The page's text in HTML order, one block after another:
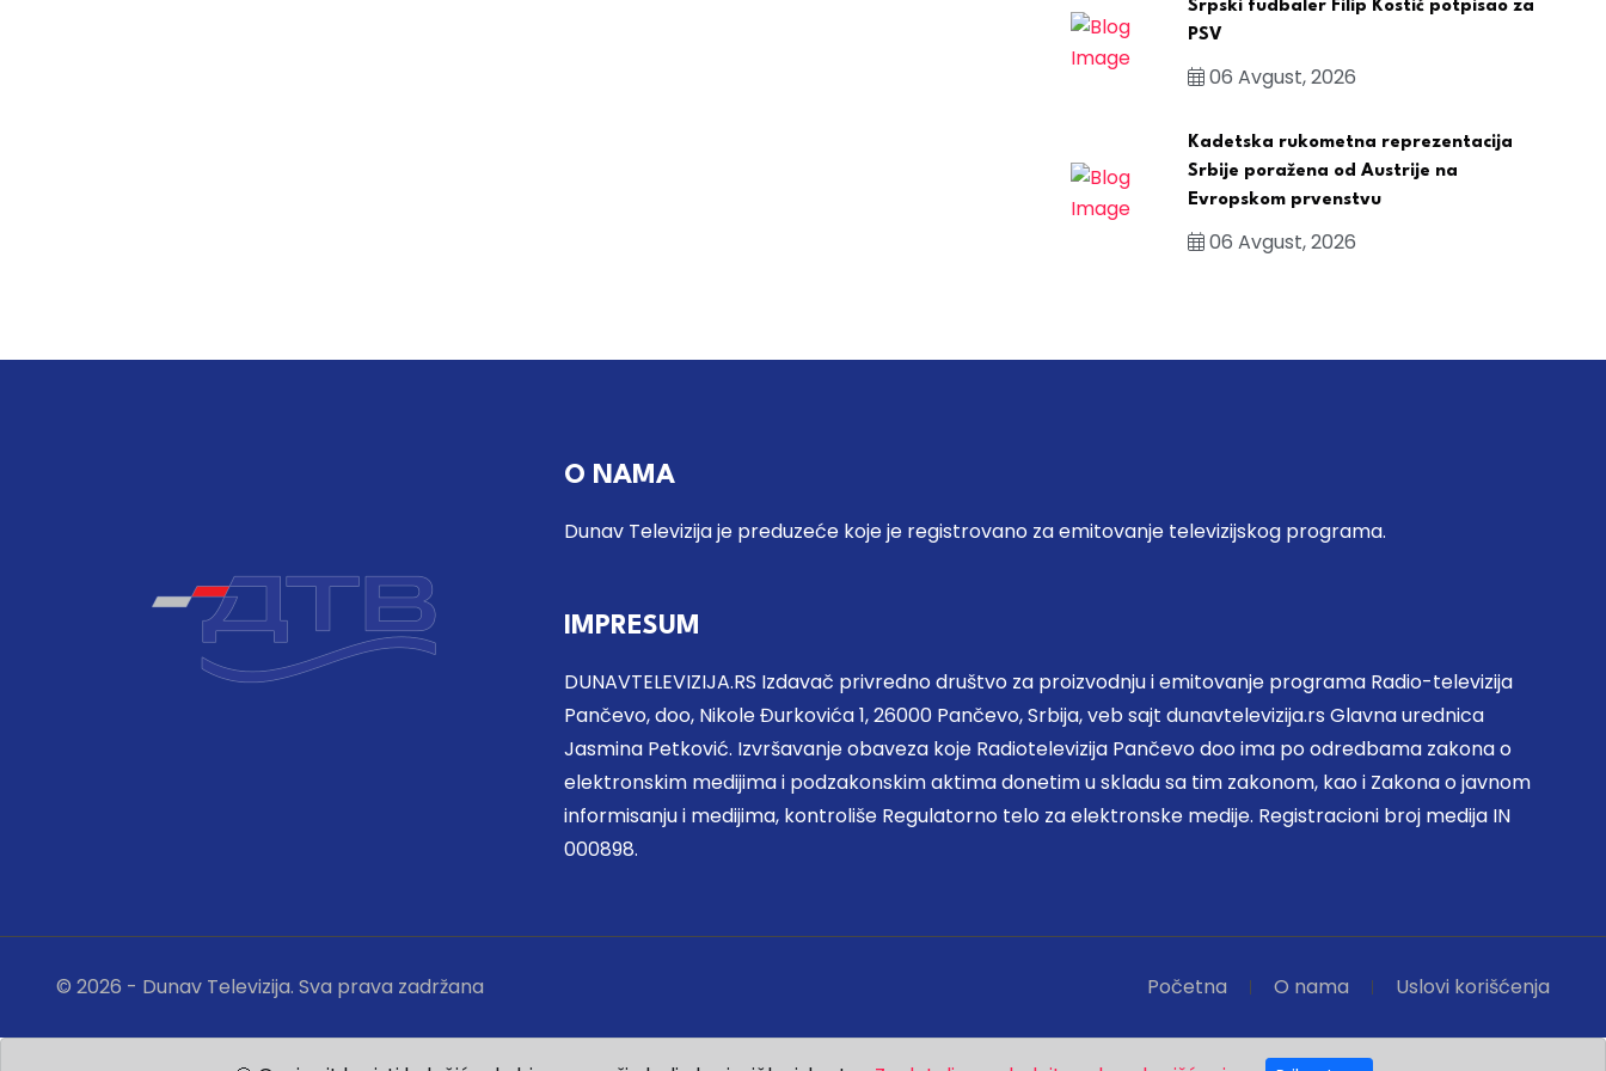
Srpski fudbaler Filip Kostić potpisao za
PSV
06 Avgust, 2026
Kadetska rukometna reprezentacija
Srbije poražena od Austrije na
Evropskom prvenstvu
06 Avgust, 2026
O NAMA
Dunav Televizija je preduzeće koje je registrovano za emitovanje televizijskog programa.
IMPRESUM
DUNAVTELEVIZIJA.RS Izdavač privredno društvo za proizvodnju i emitovanje programa Radio-televizija
Pančevo, doo, Nikole Đurkovića 1, 26000 Pančevo, Srbija, veb sajt dunavtelevizija.rs Glavna urednica
Jasmina Petković. Izvršavanje obaveza koje Radiotelevizija Pančevo doo ima po odredbama zakona o
elektronskim medijima i podzakonskim aktima donetim u skladu sa tim zakonom, kao i Zakona o javnom
informisanju i medijima, kontroliše Regulatorno telo za elektronske medije. Registracioni broj medija IN
000898.
© 2026 - Dunav Televizija. Sva prava zadržana Početna O nama Uslovi korišćenja